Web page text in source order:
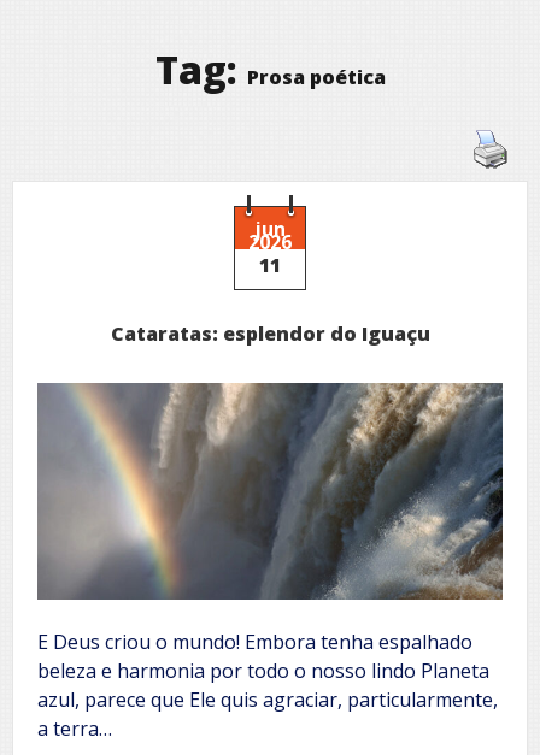
Tag: Prosa poética
jun
2026
11
Cataratas: esplendor do Iguaçu
E Deus criou o mundo! Embora tenha espalhado
beleza e harmonia por todo o nosso lindo Planeta
azul, parece que Ele quis agraciar, particularmente,
a terra…